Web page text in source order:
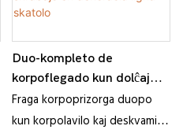
Duo-kompleto de
korpoflegado kun dolĉaj
fragoj - korpolavilo kaj
skrabaĵo en dekoracia ligna
Fraga korpoprizorga duopo
kun korpolavilo kaj deskvamiga